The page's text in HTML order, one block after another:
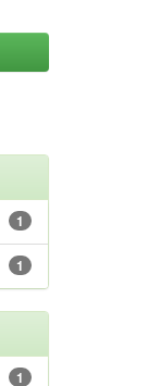
1
1
1